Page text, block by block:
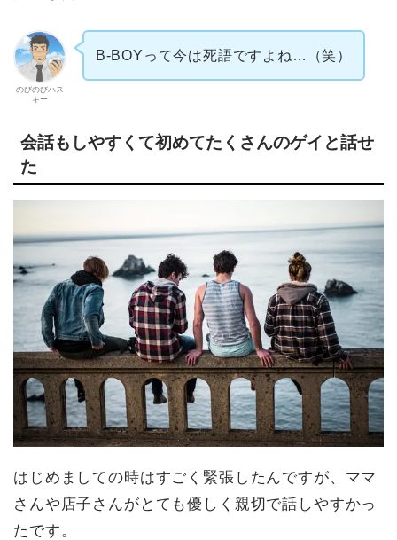
のびのびハス
キー
B-BOYって今は死語ですよね…（笑）
会話もしやすくて初めてたくさんのゲイと話せ
た
はじめましての時はすごく緊張したんですが、ママ
さんや店子さんがとても優しく親切で話しやすかっ
たです。